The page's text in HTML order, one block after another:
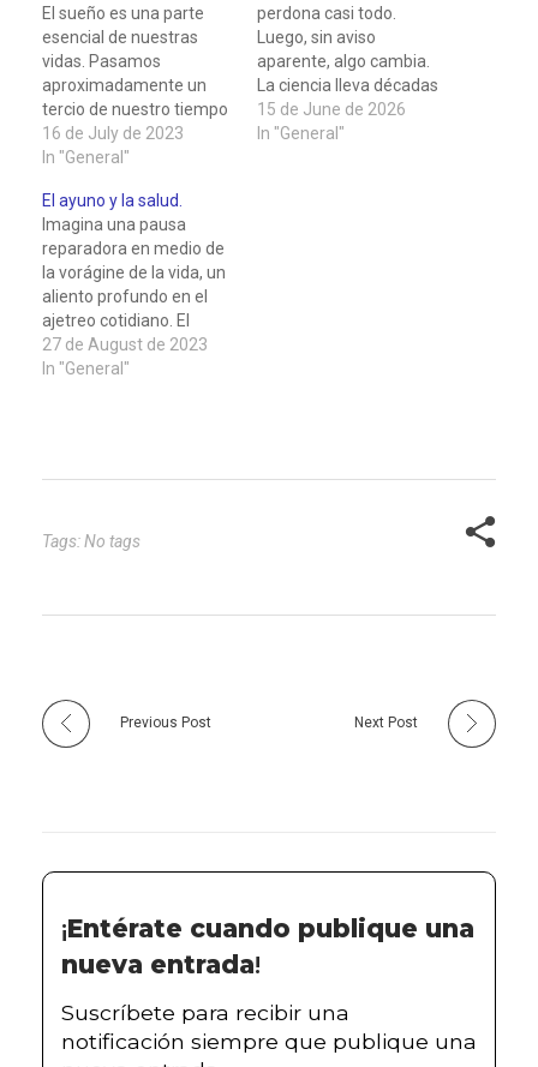
El sueño es una parte
esencial de nuestras
vidas. Pasamos
aproximadamente un
tercio de nuestro tiempo
durmiendo, pero ¿por
qué? ¿Es solo para
más detrás de esa
necesidad de dormir? La
respuesta es que no
dormimos únicamente
para descansar, aunque
el descanso sea lo que
más…
16 de July de 2023
In "General"
perdona casi todo.
Luego, sin aviso
aparente, algo cambia.
La ciencia lleva décadas
buscando explicación a
ese giro, y lo que ha
15 de June de 2026
In "General"
El ayuno y la salud.
Imagina una pausa
reparadora en medio de
la vorágine de la vida, un
aliento profundo en el
ajetreo cotidiano. El
ayuno, una práctica de
raíces milenarias, ha
período de ayuno…
27 de August de 2023
In "General"
Tags: No tags
Previous Post Next Post
¡Entérate cuando publique una
nueva entrada!
Suscríbete para recibir una
notificación siempre que publique una